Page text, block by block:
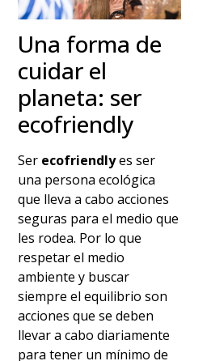
Una forma de
cuidar el
planeta: ser
ecofriendly
Ser ecofriendlyes ser
una persona ecológica
que lleva a cabo acciones
seguras para el medio que
les rodea. Por lo que
respetar el medio
ambiente y buscar
siempre el equilibrio son
acciones que se deben
llevar a cabo diariamente
para tener un mínimo de